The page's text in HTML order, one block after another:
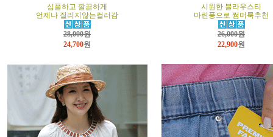
심플하고 깔끔하게
언제나 질리지않는컬러감
28,000원
24,700원
시원한 블라우스티
마린풍으로 썸머룩추천
26,000원
22,900원